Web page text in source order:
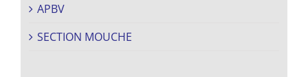
APBV
SECTION MOUCHE